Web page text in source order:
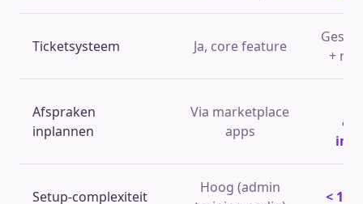
Ticketsysteem Ja, core feature
+
Afspraken
inplannen
Via marketplace
apps
Setup-complexiteit
Hoog (admin
< 10